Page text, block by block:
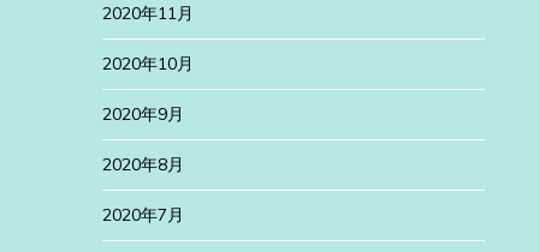
2020年11月
2020年10月
2020年9月
2020年8月
2020年7月